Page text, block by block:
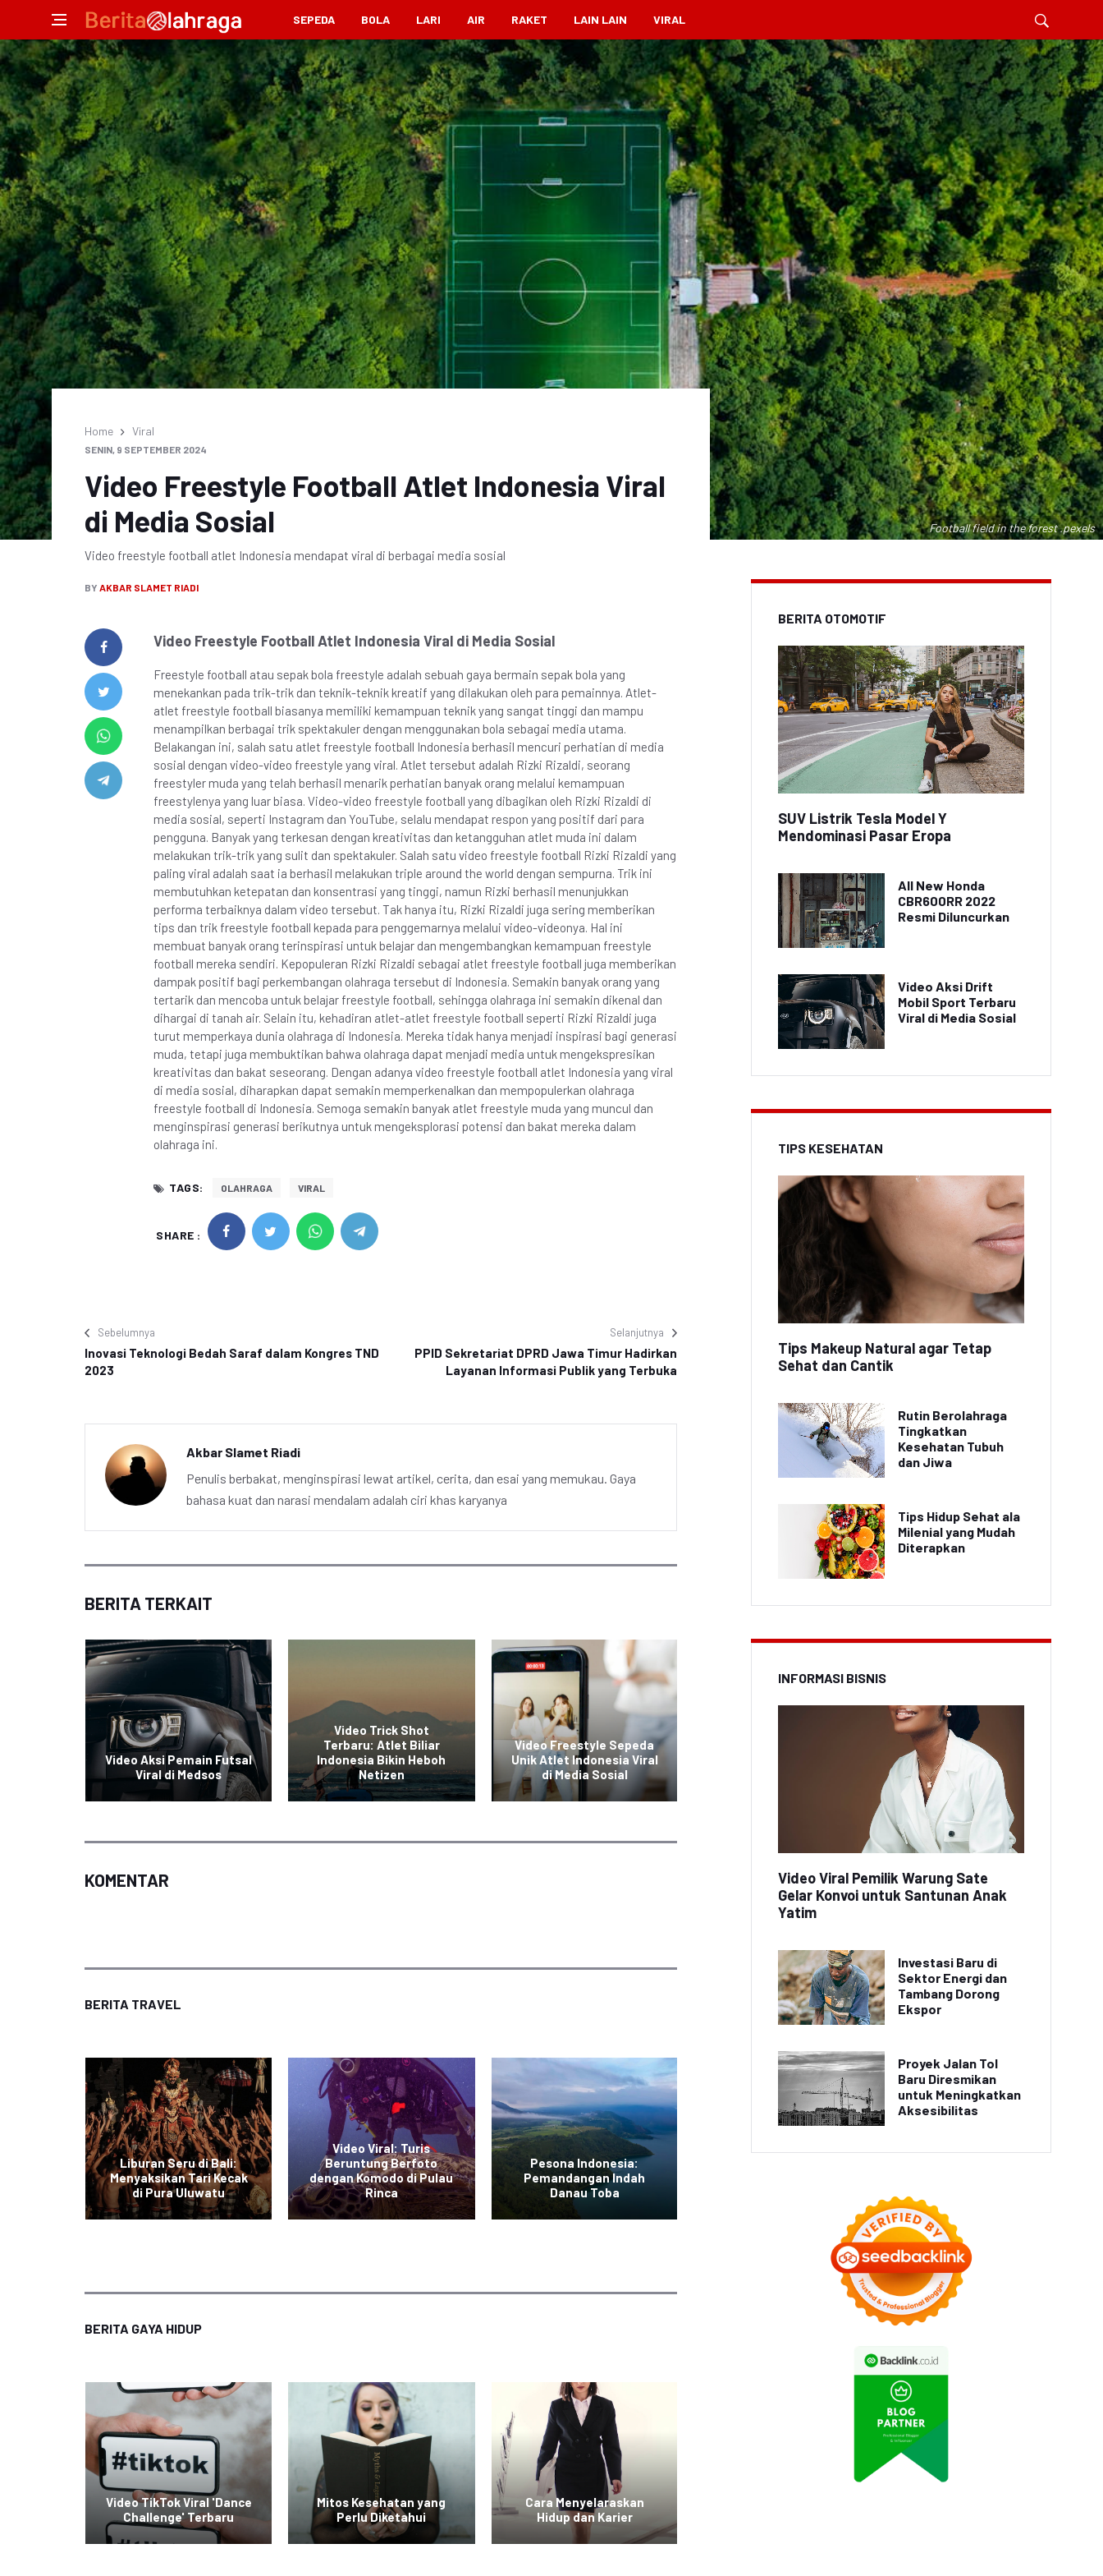
SEPEDA BOLA LARI AIR RAKET LAIN LAIN VIRAL
Football field in the forest .pexels
Home Viral
SENIN, 9 SEPTEMBER 2024
Video Freestyle Football Atlet Indonesia Viral
di Media Sosial
Video freestyle football atlet Indonesia mendapat viral di berbagai media sosial
BY AKBAR SLAMET RIADI
Video Freestyle Football Atlet Indonesia Viral di Media Sosial
Freestyle football atau sepak bola freestyle adalah sebuah gaya bermain sepak bola yang
menekankan pada trik-trik dan teknik-teknik kreatif yang dilakukan oleh para pemainnya. Atlet-
atlet freestyle football biasanya memiliki kemampuan teknik yang sangat tinggi dan mampu
menampilkan berbagai trik spektakuler dengan menggunakan bola sebagai media utama.
Belakangan ini, salah satu atlet freestyle football Indonesia berhasil mencuri perhatian di media
sosial dengan video-video freestyle yang viral. Atlet tersebut adalah Rizki Rizaldi, seorang
freestyler muda yang telah berhasil menarik perhatian banyak orang melalui kemampuan
freestylenya yang luar biasa. Video-video freestyle football yang dibagikan oleh Rizki Rizaldi di
media sosial, seperti Instagram dan YouTube, selalu mendapat respon yang positif dari para
pengguna. Banyak yang terkesan dengan kreativitas dan ketangguhan atlet muda ini dalam
melakukan trik-trik yang sulit dan spektakuler. Salah satu video freestyle football Rizki Rizaldi yang
paling viral adalah saat ia berhasil melakukan triple around the world dengan sempurna. Trik ini
membutuhkan ketepatan dan konsentrasi yang tinggi, namun Rizki berhasil menunjukkan
performa terbaiknya dalam video tersebut. Tak hanya itu, Rizki Rizaldi juga sering memberikan
tips dan trik freestyle football kepada para penggemarnya melalui video-videonya. Hal ini
membuat banyak orang terinspirasi untuk belajar dan mengembangkan kemampuan freestyle
football mereka sendiri. Kepopuleran Rizki Rizaldi sebagai atlet freestyle football juga memberikan
dampak positif bagi perkembangan olahraga tersebut di Indonesia. Semakin banyak orang yang
tertarik dan mencoba untuk belajar freestyle football, sehingga olahraga ini semakin dikenal dan
dihargai di tanah air. Selain itu, kehadiran atlet-atlet freestyle football seperti Rizki Rizaldi juga
turut memperkaya dunia olahraga di Indonesia. Mereka tidak hanya menjadi inspirasi bagi generasi
muda, tetapi juga membuktikan bahwa olahraga dapat menjadi media untuk mengekspresikan
kreativitas dan bakat seseorang. Dengan adanya video freestyle football atlet Indonesia yang viral
di media sosial, diharapkan dapat semakin memperkenalkan dan mempopulerkan olahraga
freestyle football di Indonesia. Semoga semakin banyak atlet freestyle muda yang muncul dan
menginspirasi generasi berikutnya untuk mengeksplorasi potensi dan bakat mereka dalam
olahraga ini.
TAGS: OLAHRAGA VIRAL
SHARE :
Sebelumnya
Inovasi Teknologi Bedah Saraf dalam Kongres TND
2023
Selanjutnya
PPID Sekretariat DPRD Jawa Timur Hadirkan
Layanan Informasi Publik yang Terbuka
Akbar Slamet Riadi
Penulis berbakat, menginspirasi lewat artikel, cerita, dan esai yang memukau. Gaya
bahasa kuat dan narasi mendalam adalah ciri khas karyanya
BERITA TERKAIT
Video Aksi Pemain Futsal
Viral di Medsos
Video Trick Shot
Terbaru: Atlet Biliar
Indonesia Bikin Heboh
Netizen
Video Freestyle Sepeda
Unik Atlet Indonesia Viral
di Media Sosial
Video Trick Shot
Terbaru: Atlet Biliar
Indonesia Bikin Heboh
Netizen
KOMENTAR
BERITA TRAVEL
Liburan Seru di Bali:
Menyaksikan Tari Kecak
di Pura Uluwatu
Video Viral: Turis
Beruntung Berfoto
dengan Komodo di Pulau
Rinca
Pesona Indonesia:
Pemandangan Indah
Danau Toba
BERITA GAYA HIDUP
Video TikTok Viral 'Dance
Challenge' Terbaru
Mitos Kesehatan yang
Perlu Diketahui
Cara Menyelaraskan
Hidup dan Karier
BERITA OTOMOTIF
SUV Listrik Tesla Model Y
Mendominasi Pasar Eropa
All New Honda
CBR600RR 2022
Resmi Diluncurkan
Video Aksi Drift
Mobil Sport Terbaru
Viral di Media Sosial
TIPS KESEHATAN
Tips Makeup Natural agar Tetap
Sehat dan Cantik
Rutin Berolahraga
Tingkatkan
Kesehatan Tubuh
dan Jiwa
Tips Hidup Sehat ala
Milenial yang Mudah
Diterapkan
INFORMASI BISNIS
Video Viral Pemilik Warung Sate
Gelar Konvoi untuk Santunan Anak
Yatim
Investasi Baru di
Sektor Energi dan
Tambang Dorong
Ekspor
Proyek Jalan Tol
Baru Diresmikan
untuk Meningkatkan
Aksesibilitas